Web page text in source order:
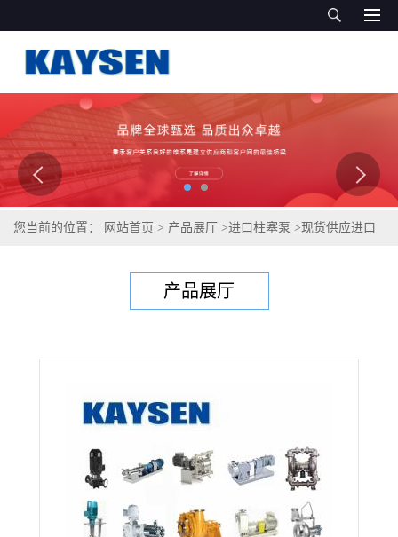
您当前的位置： 网站首页 > 产品展厅 >进口柱塞泵 >现货供应进口
产品展厅